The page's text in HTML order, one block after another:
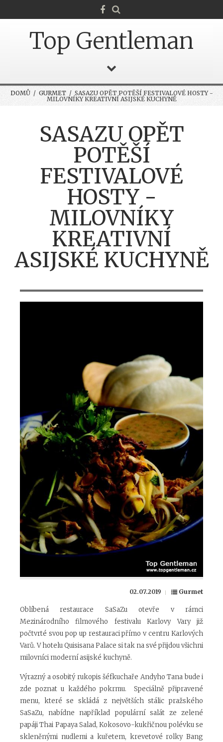
Top Gentleman
DOMŮ/ GURMET/ SASAZU OPĚT POTĚŠÍ FESTIVALOVÉ HOSTY -
MILOVNÍKY KREATIVNÍ ASIJSKÉ KUCHYNĚ
SASAZU OPĚT
POTĚŠÍ
FESTIVALOVÉ
HOSTY -
MILOVNÍKY
KREATIVNÍ
ASIJSKÉ KUCHYNĚ
02.07.2019 Gurmet
Oblíbená restaurace SaSaZu otevře v rámci
Mezinárodního filmového festivalu Karlovy Vary již
počtvrté svou pop up restauraci přímo v centru Karlových
Varů. V hotelu Quisisana Palace si tak na své přijdou všichni
milovníci moderní asijské kuchyně.
Výrazný a osobitý rukopis šéfkuchaře Andyho Tana bude i
zde poznat u každého pokrmu. Speciálně připravené
menu, které se skládá z největších stálic pražského
SaSaZu, nabídne například populární salát ze zelené
papáji Thai Papaya Salad, Kokosovo-kukřičnou polévku se
skleněnými nudlemi a kuřetem, krevetové rolky Bang